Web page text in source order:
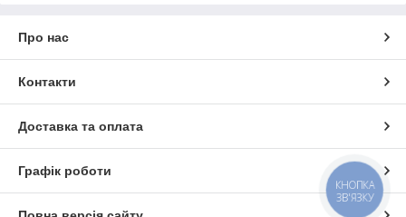
Про нас
Контакти
Доставка та оплата
Графік роботи
КНОПКА
ЗВ'ЯЗКУ